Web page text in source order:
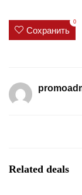
Сохранить
0
Related deals